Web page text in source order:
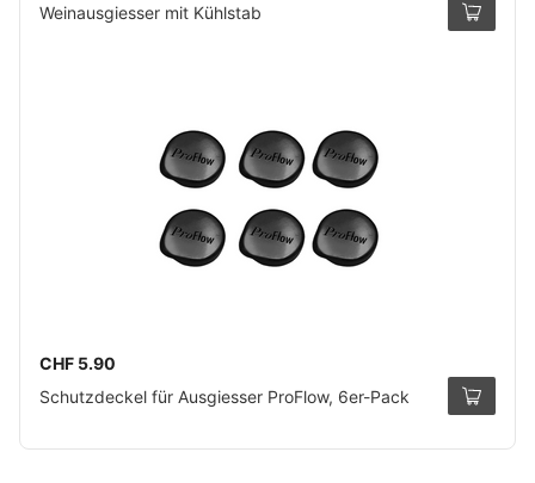
Weinausgiesser mit Kühlstab
CHF 5.90
Schutzdeckel für Ausgiesser ProFlow, 6er-Pack